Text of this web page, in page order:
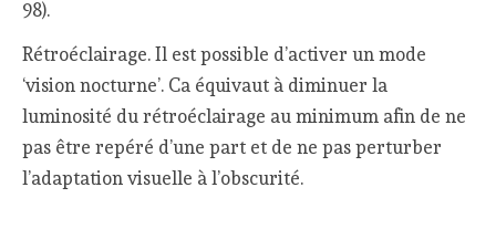
98).
Rétroéclairage. Il est possible d’activer un mode
‘vision nocturne’. Ca équivaut à diminuer la
luminosité du rétroéclairage au minimum afin de ne
pas être repéré d’une part et de ne pas perturber
l’adaptation visuelle à l’obscurité.